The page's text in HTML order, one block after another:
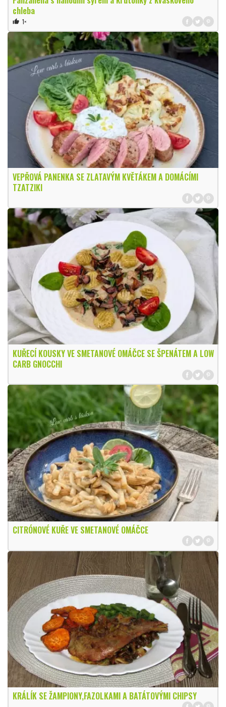
chleba
thumb_up 1×
VEPŘOVÁ PANENKA SE ZLATAVÝM KVĚTÁKEM A DOMÁCÍMI
TZATZIKI
KUŘECÍ KOUSKY VE SMETANOVÉ OMÁČCE SE ŠPENÁTEM A LOW
CARB GNOCCHI
CITRÓNOVÉ KUŘE VE SMETANOVÉ OMÁČCE
KRÁLÍK SE ŽAMPIONY,FAZOLKAMI A BATÁTOVÝMI CHIPSY